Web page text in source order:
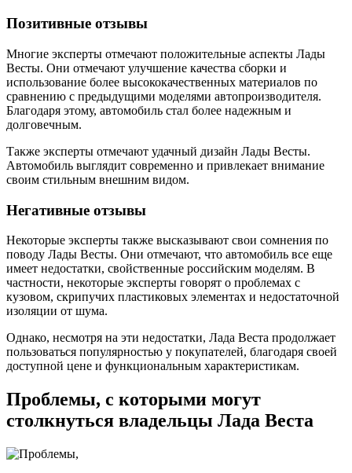
Позитивные отзывы
Многие эксперты отмечают положительные аспекты Лады
Весты. Они отмечают улучшение качества сборки и
использование более высококачественных материалов по
сравнению с предыдущими моделями автопроизводителя.
Благодаря этому, автомобиль стал более надежным и
долговечным.
Также эксперты отмечают удачный дизайн Лады Весты.
Автомобиль выглядит современно и привлекает внимание
своим стильным внешним видом.
Негативные отзывы
Некоторые эксперты также высказывают свои сомнения по
поводу Лады Весты. Они отмечают, что автомобиль все еще
имеет недостатки, свойственные российским моделям. В
частности, некоторые эксперты говорят о проблемах с
кузовом, скрипучих пластиковых элементах и недостаточной
изоляции от шума.
Однако, несмотря на эти недостатки, Лада Веста продолжает
пользоваться популярностью у покупателей, благодаря своей
доступной цене и функциональным характеристикам.
Проблемы, с которыми могут
столкнуться владельцы Лада Веста